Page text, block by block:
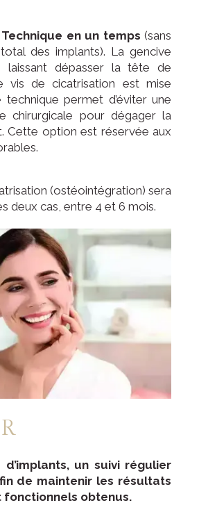
en un temps (sans
des implants). La gencive
laissant dépasser la tête de
vis de cicatrisation est mise
permet d’éviter une
chirurgicale pour dégager la
Cette option est réservée aux
(ostéointégration) sera
deux cas, entre 4 et 6 mois.
un suivi régulier
de maintenir les résultats
fonctionnels obtenus.